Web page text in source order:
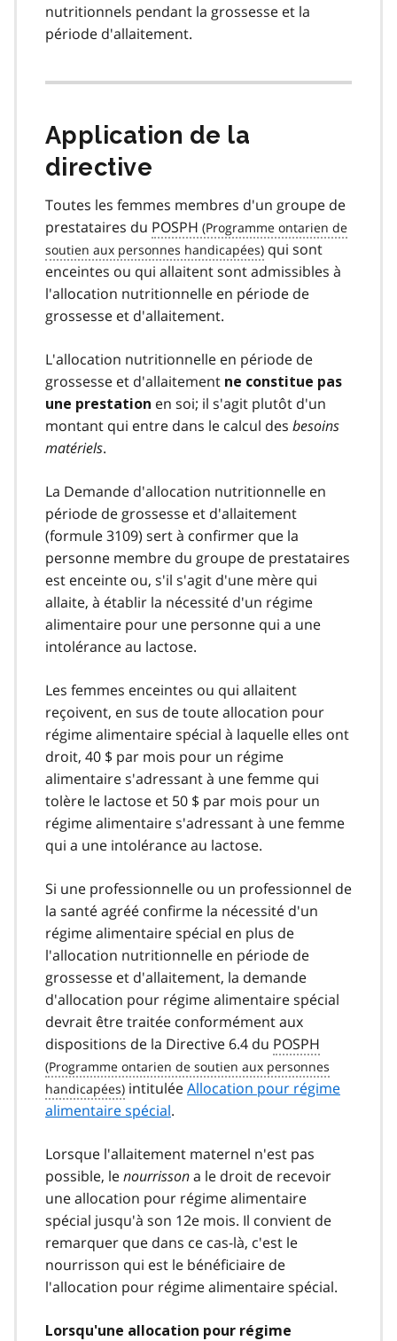
nutritionnels pendant la grossesse et la
période d'allaitement.
Application de la
directive
Toutes les femmes membres d'un groupe de
prestataires du POSPH
qui sont
enceintes ou qui allaitent sont admissibles à
l'allocation nutritionnelle en période de
grossesse et d'allaitement.
L'allocation nutritionnelle en période de
grossesse et d'allaitement ne constitue pas
une prestation en soi; il s'agit plutôt d'un
montant qui entre dans le calcul des besoins
matériels.
La Demande d'allocation nutritionnelle en
période de grossesse et d'allaitement
(formule 3109) sert à confirmer que la
personne membre du groupe de prestataires
est enceinte ou, s'il s'agit d'une mère qui
allaite, à établir la nécessité d'un régime
alimentaire pour une personne qui a une
intolérance au lactose.
Les femmes enceintes ou qui allaitent
reçoivent, en sus de toute allocation pour
régime alimentaire spécial à laquelle elles ont
droit, 40 $ par mois pour un régime
alimentaire s'adressant à une femme qui
tolère le lactose et 50 $ par mois pour un
régime alimentaire s'adressant à une femme
qui a une intolérance au lactose.
Si une professionnelle ou un professionnel de
la santé agréé confirme la nécessité d'un
régime alimentaire spécial en plus de
l'allocation nutritionnelle en période de
grossesse et d'allaitement, la demande
d'allocation pour régime alimentaire spécial
devrait être traitée conformément aux
dispositions de la Directive 6.4 du POSPH
intituléeAllocation pour régime
alimentaire spécial.
Lorsque l'allaitement maternel n'est pas
possible, lenourrissona le droit de recevoir
une allocation pour régime alimentaire
spécial jusqu'à son 12e mois. Il convient de
remarquer que dans ce cas-là, c'est le
nourrisson qui est le bénéficiaire de
l'allocation pour régime alimentaire spécial.
Lorsqu'une allocation pour régime